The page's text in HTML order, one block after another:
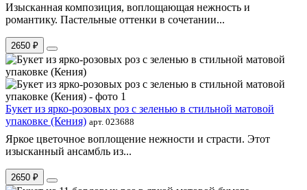
Изысканная композиция, воплощающая нежность и
романтику. Пастельные оттенки в сочетании...
2650 ₽
Букет из ярко-розовых роз с зеленью в стильной матовой
упаковке (Кения) арт. 023688
Яркое цветочное воплощение нежности и страсти. Этот
изысканный ансамбль из...
2650 ₽